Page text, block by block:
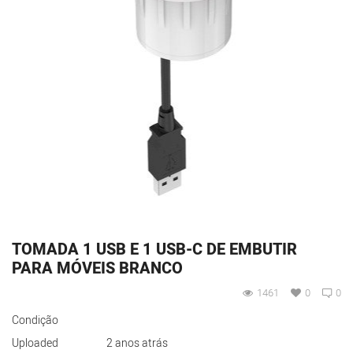
TOMADA 1 USB E 1 USB-C DE EMBUTIR
PARA MÓVEIS BRANCO
0
0
1461
Condição
Uploaded
2 anos atrás